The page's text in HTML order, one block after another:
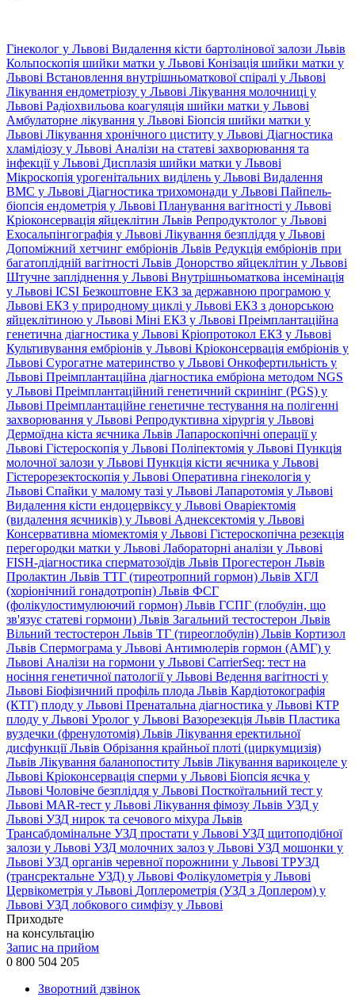
Гінеколог у Львові Видалення кісти бартолінової залози Львів
Кольпоскопія шийки матки у Львові Конізація шийки матки у
Львові Встановлення внутрішньоматкової спіралі у Львові
Лікування ендометріозу у Львові Лікування молочниці у
Львові Радіохвильова коагуляція шийки матки у Львові
Амбулаторне лікування у Львові Біопсія шийки матки у
Львові Лікування хронічного циститу у Львові Діагностика
хламідіозу у Львові Аналізи на статеві захворювання та
інфекції у Львові Дисплазія шийки матки у Львові
Мікроскопія урогенітальних виділень у Львові Видалення
ВМС у Львові Діагностика трихомонади у Львові Пайпель-
біопсія ендометрія у Львові Планування вагітності у Львові
Кріоконсервація яйцеклітин Львів Репродуктолог у Львові
Ехосальпінгографія у Львові Лікування безпліддя у Львові
Допоміжний хетчинг ембріонів Львів Редукція ембріонів при
багатоплідній вагітності Львів Донорство яйцеклітин у Львові
Штучне запліднення у Львові Внутрішньоматкова інсемінація
у Львові ICSI Безкоштовне ЕКЗ за державною програмою у
Львові ЕКЗ у природному циклі у Львові ЕКЗ з донорською
яйцеклітиною у Львові Міні ЕКЗ у Львові Преімплантаційна
генетична діагностика у Львові Кріопротокол ЕКЗ у Львові
Культивування ембріонів у Львові Кріоконсервація ембріонів у
Львові Сурогатне материнство у Львові Онкофертильність у
Львові Преімплантаційна діагностика ембріона методом NGS
у Львові Преімплантаційний генетичний скринінг (PGS) у
Львові Преімплантаційне генетичне тестування на полігенні
захворювання у Львові Репродуктивна хірургія у Львові
Дермоїдна кіста яєчника Львів Лапароскопічні операції у
Львові Гістероскопія у Львові Поліпектомія у Львові Пункція
молочної залози у Львові Пункція кісти яєчника у Львові
Гістерорезектоскопія у Львові Оперативна гінекологія у
Львові Спайки у малому тазі у Львові Лапаротомія у Львові
Видалення кісти ендоцервіксу у Львові Оваріектомія
(видалення яєчників) у Львові Аднексектомія у Львові
Консервативна міомектомія у Львові Гістероскопічна резекція
перегородки матки у Львові Лабораторні аналізи у Львові
FISH-діагностика сперматозоїдів Львів Прогестерон Львів
Пролактин Львів ТТГ (тиреотропний гормон) Львів ХГЛ
(хоріонічний гонадотропін) Львів ФСГ
(фолікулостимулюючий гормон) Львів ГСПГ (глобулін, що
зв'язує статеві гормони) Львів Загальний тестостерон Львів
Вільний тестостерон Львів ТГ (тиреоглобулін) Львів Кортизол
Львів Спермограма у Львові Антимюлерів гормон (АМГ) у
Львові Аналізи на гормони у Львові CarrierSeq: тест на
носіння генетичної патології у Львові Ведення вагітності у
Львові Біофізичний профіль плода Львів Кардіотокографія
(КТГ) плоду у Львові Пренатальна діагностика у Львові КТР
плоду у Львові Уролог у Львові Вазорезекція Львів Пластика
вуздечки (френулотомія) Львів Лікування еректильної
дисфункції Львів Обрізання крайньої плоті (циркумцизія)
Львів Лікування баланопоститу Львів Лікування варикоцеле у
Львові Кріоконсервація сперми у Львові Біопсія яєчка у
Львові Чоловіче безпліддя у Львові Посткоїтальний тест у
Львові MAR-тест у Львові Лікування фімозу Львів УЗД у
Львові УЗД нирок та сечового міхура Львів
Трансабдомінальне УЗД простати у Львові УЗД щитоподібної
залози у Львові УЗД молочних залоз у Львові УЗД мошонки у
Львові УЗД органів черевної порожнини у Львові ТРУЗД
(трансректальне УЗД) у Львові Фолікулометрія у Львові
Цервікометрія у Львові Доплерометрія (УЗД з Доплером) у
Львові УЗД лобкового симфізу у Львові
Приходьте
на консультацію
Запис на прийом
0 800 504 205
Зворотний дзвінок